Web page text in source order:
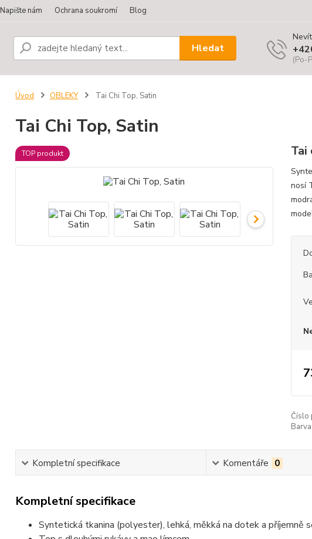
Napište nám Ochrana soukromí Blog
Hledat
(Po-
Úvod OBLEKY Tai Chi Top, Satin
Tai Chi Top, Satin
TOP produkt Tai
nosí
Číslo
Barva:
Kompletní specifikace Komentáře 0
Kompletní specifikace
Syntetická tkanina (polyester), lehká, měkká na dotek a příjemně